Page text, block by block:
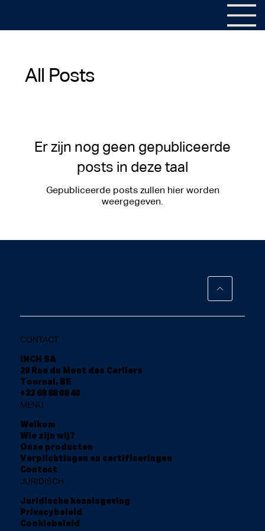
All Posts
Er zijn nog geen gepubliceerde
posts in deze taal
Gepubliceerde posts zullen hier worden
weergegeven.
CONTACT
INCH SA
20 Rue du Mont des Carliers
Tournai, BE
+32 69 88 08 40
MENU
Welkom
Wie zijn wij?
Onze producten
Verplichtingen en certificeringen
Contact
JURIDISCH
Juridische kennisgeving
Privacybeleid
Cookiebeleid